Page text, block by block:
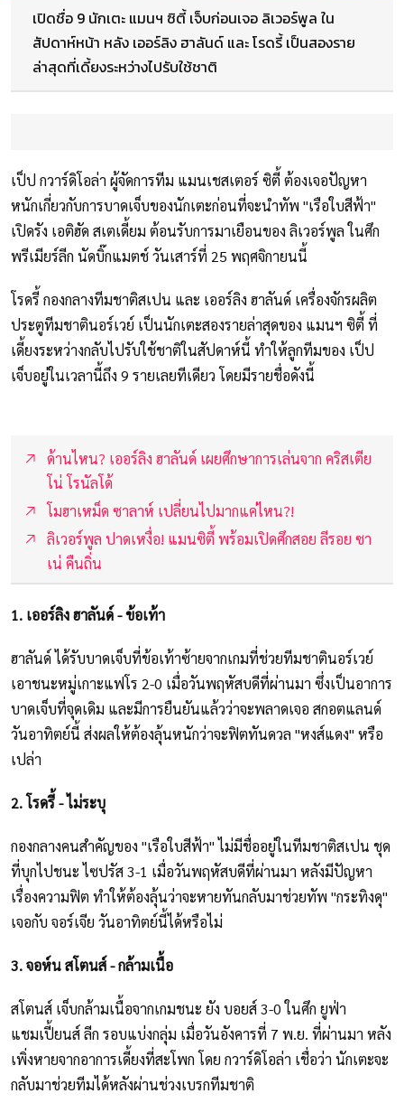
เปิดชื่อ 9 นักเตะ แมนฯ ซิตี้ เจ็บก่อนเจอ ลิเวอร์พูล ใน
สัปดาห์หน้า หลัง เออร์ลิง ฮาลันด์ และ โรดรี้ เป็นสองราย
ล่าสุดที่เดี้ยงระหว่างไปรับใช้ชาติ
เป็ป กวาร์ดิโอล่า ผู้จัดการทีม แมนเชสเตอร์ ซิตี้ ต้องเจอปัญหา
หนักเกี่ยวกับการบาดเจ็บของนักเตะก่อนที่จะนำทัพ "เรือใบสีฟ้า"
เปิดรัง เอติฮัด สเตเดี้ยม ต้อนรับการมาเยือนของ ลิเวอร์พูล ในศึก
พรีเมียร์ลีก นัดบิ๊กแมตช์ วันเสาร์ที่ 25 พฤศจิกายนนี้
โรดรี้ กองกลางทีมชาติสเปน และ เออร์ลิง ฮาลันด์ เครื่องจักรผลิต
ประตูทีมชาตินอร์เวย์ เป็นนักเตะสองรายล่าสุดของ แมนฯ ซิตี้ ที่
เดี้ยงระหว่างกลับไปรับใช้ชาติในสัปดาห์นี้ ทำให้ลูกทีมของ เป็ป
เจ็บอยู่ในเวลานี้ถึง 9 รายเลยทีเดียว โดยมีรายชื่อดังนี้
ด้านไหน? เออร์ลิง ฮาลันด์ เผยศึกษาการเล่นจาก คริสเตีย
โน่ โรนัลโด้
โมฮาเหม็ด ซาลาห์ เปลี่ยนไปมากแค่ไหน?!
ลิเวอร์พูล ปาดเหงื่อ! แมนซิตี้ พร้อมเปิดศึกสอย ลีรอย ซา
เน่ คืนถิ่น
1. เออร์ลิง ฮาลันด์ - ข้อเท้า
ฮาลันด์ ได้รับบาดเจ็บที่ข้อเท้าซ้ายจากเกมที่ช่วยทีมชาตินอร์เวย์
เอาชนะหมู่เกาะแฟโร 2-0 เมื่อวันพฤหัสบดีที่ผ่านมา ซึ่งเป็นอาการ
บาดเจ็บที่จุดเดิม และมีการยืนยันแล้วว่าจะพลาดเจอ สกอตแลนด์
วันอาทิตย์นี้ ส่งผลให้ต้องลุ้นหนักว่าจะฟิตทันดวล "หงส์แดง" หรือ
เปล่า
2. โรดรี้ - ไม่ระบุ
กองกลางคนสำคัญของ "เรือใบสีฟ้า" ไม่มีชื่ออยู่ในทีมชาติสเปน ชุด
ที่บุกไปชนะ ไซปรัส 3-1 เมื่อวันพฤหัสบดีที่ผ่านมา หลังมีปัญหา
เรื่องความฟิต ทำให้ต้องลุ้นว่าจะหายทันกลับมาช่วยทัพ "กระทิงดุ"
เจอกับ จอร์เจีย วันอาทิตย์นี้ได้หรือไม่
3. จอห์น สโตนส์ - กล้ามเนื้อ
สโตนส์ เจ็บกล้ามเนื้อจากเกมชนะ ยัง บอยส์ 3-0 ในศึก ยูฟ่า
แชมเปี้ยนส์ ลีก รอบแบ่งกลุ่ม เมื่อวันอังคารที่ 7 พ.ย. ที่ผ่านมา หลัง
เพิ่งหายจากอาการเดี้ยงที่สะโพก โดย กวาร์ดิโอล่า เชื่อว่า นักเตะจะ
กลับมาช่วยทีมได้หลังผ่านช่วงเบรกทีมชาติ